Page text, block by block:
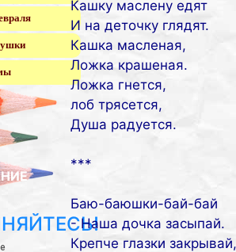
Кашку маслену едят
И на деточку глядят.
Кашка масленая,
Ложка крашеная.
Ложка гнется,
лоб трясется,
Душа радуется.
***
Баю-баюшки-бай-бай
- Наша дочка засыпай.
Крепче глазки закрывай,